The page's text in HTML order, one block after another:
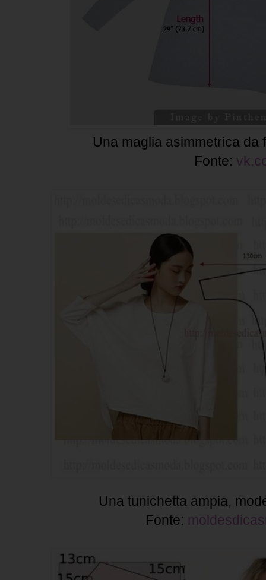
Una maglia asimmetrica da
Fonte:
Una tunichetta ampia,
Fonte: